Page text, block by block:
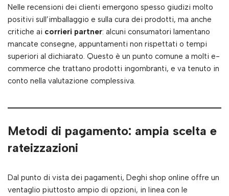
Nelle recensioni dei clienti emergono spesso giudizi molto
positivi sull’imballaggio e sulla cura dei prodotti, ma anche
critiche ai corrieri partner: alcuni consumatori lamentano
mancate consegne, appuntamenti non rispettati o tempi
superiori al dichiarato. Questo è un punto comune a molti e-
commerce che trattano prodotti ingombranti, e va tenuto in
conto nella valutazione complessiva.
Metodi di pagamento: ampia scelta e
rateizzazioni
Dal punto di vista dei pagamenti, Deghi shop online offre un
ventaglio piuttosto ampio di opzioni, in linea con le